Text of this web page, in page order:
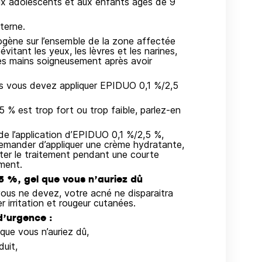
sur l’ensemble de la zone affectée
les yeux, les lèvres et les narines,
mains soigneusement après avoir
devez appliquer EPIDUO 0,1 %/2,5
% est trop fort ou trop faible, parlez-en
d’EPIDUO 0,1 %/2,5 %,
d’appliquer une crème hydratante,
le traitement pendant une courte
%, gel que vous n’auriez dû
ne devez, votre acné ne disparaitra
irritation et rougeur cutanées.
:
vous n’auriez dû,